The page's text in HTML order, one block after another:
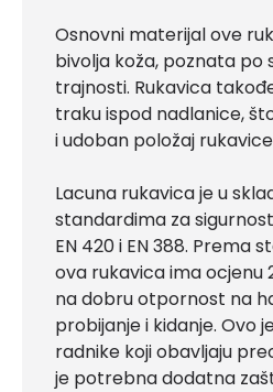
Osnovni materijal ove
bivolja koža, poznata po
trajnosti. Rukavica
traku ispod nadlanice,
i udoban položaj
Lacuna rukavica je u
standardima za
EN 420 i EN 388. Prema
ova rukavica ima ocjenu
na dobru otpornost na
probijanje i kidanje. Ovo
radnike koji obavljaju
je potrebna dodatna